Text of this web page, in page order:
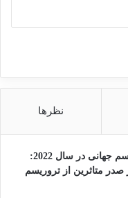
نظرها
انتشار شاخص تروریسم جهانی در سال 2022:
صدر متاثرین از تروریسم